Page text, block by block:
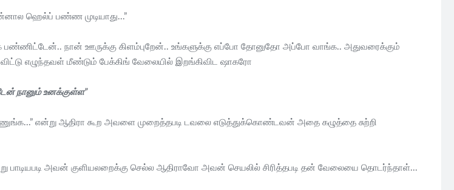
ஹெல்ப் பண்ண முடியாது...”
பண்ணிட்டேன்.. நான் ஊருக்கு கிளம்புறேன்.. உங்களுக்கு எப்போ தோனுதோ அப்போ வாங்க.. அதுவரைக்கும்
எழுந்தவள் மீண்டும் பேக்கிங் வேலையில் இறங்கிவிட ஷாகரோ
நானும் உனக்குள்ள”
என்று ஆதிரா கூற அவளை முறைத்தபடி டவலை எடுத்துக்கொண்டவன் அதை கழுத்தை சுற்றி
பாடியபடி அவன் குளியலறைக்கு செல்ல ஆதிராவோ அவன் செயலில் சிரித்தபடி தன் வேலையை தொடர்ந்தாள்...